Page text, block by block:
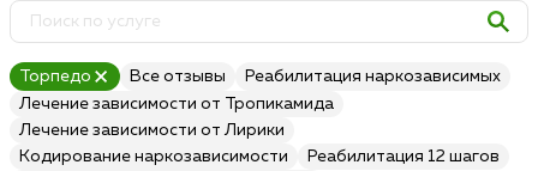
Торпедо Все отзывы
Реабилитация наркозависимых
Лечение зависимости от Тропикамида
Лечение зависимости от Лирики
Кодирование наркозависимости
Реабилитация 12 шагов